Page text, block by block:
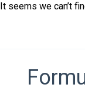
It seems we can’t